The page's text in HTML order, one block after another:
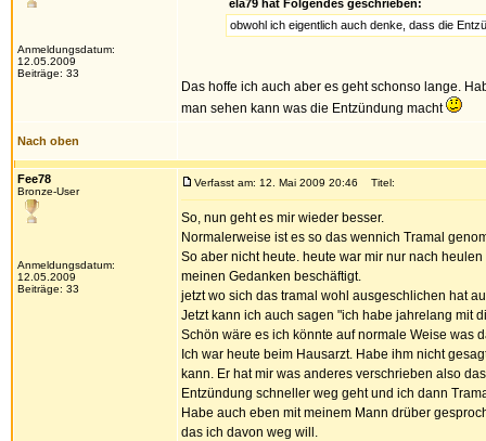
Anmeldungsdatum:
12.05.2009
Beiträge: 33
ela79 hat Folgendes geschrieben:
obwohl ich eigentlich auch denke, dass die
Das hoffe ich auch aber es geht schonso lange.
man sehen kann was die Entzündung macht
Nach oben
Fee78
Bronze-User
Anmeldungsdatum:
12.05.2009
Beiträge: 33
Verfasst am: 12. Mai 2009 20:46 Titel:
So, nun geht es mir wieder besser.
Normalerweise ist es so das wennich Tramal
So aber nicht heute. heute war mir nur nach
meinen Gedanken beschäftigt.
jetzt wo sich das tramal wohl ausgeschlichen hat
Jetzt kann ich auch sagen "ich habe jahrelang mit
Schön wäre es ich könnte auf normale Weise was
Ich war heute beim Hausarzt. Habe ihm nicht
kann. Er hat mir was anderes verschrieben also
Entzündung schneller weg geht und ich dann
Habe auch eben mit meinem Mann drüber
das ich davon weg will.